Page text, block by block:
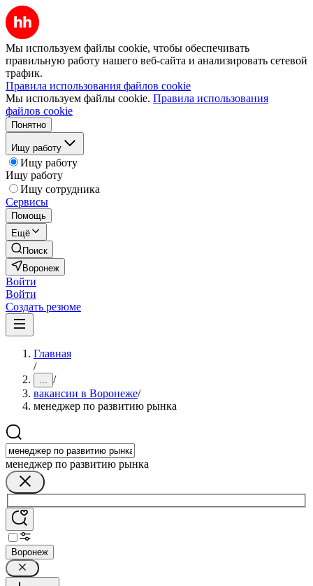
Мы используем файлы cookie, чтобы обеспечивать
правильную работу нашего веб-сайта и анализировать сетевой
трафик.
Правила использования файлов cookie
Мы используем файлы cookie. Правила использования
файлов cookie
Понятно
Ищу работу
Ищу работу
Ищу работу
Ищу сотрудника
Сервисы
Помощь
Ещё
Поиск
Воронеж
Войти
Войти
Создать резюме
Главная
/
... /
вакансии в Воронеже/
менеджер по развитию рынка
менеджер по развитию рынка
Воронеж